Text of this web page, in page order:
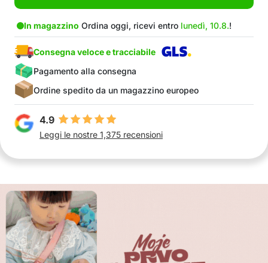
In magazzino Ordina oggi, ricevi entro lunedì, 10.8.!
Consegna veloce e tracciabile
Pagamento alla consegna
Ordine spedito da un magazzino europeo
4.9
Leggi le nostre 1,375 recensioni